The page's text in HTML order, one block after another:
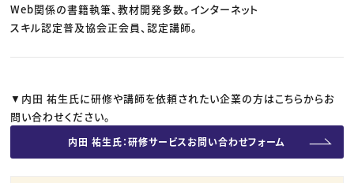
Web関係の書籍執筆、教材開発多数。インターネット
スキル認定普及協会正会員、認定講師。
▼内田 祐生氏に研修や講師を依頼されたい企業の方はこちらからお
問い合わせください。
内田 祐生氏：研修サービスお問い合わせフォーム